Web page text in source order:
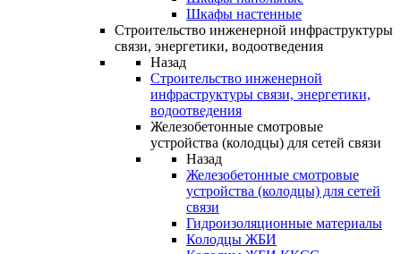
Шкафы настенные
Строительство инженерной инфраструктуры
связи, энергетики, водоотведения
Назад
Строительство инженерной
инфраструктуры связи, энергетики,
водоотведения
Железобетонные смотровые
устройства (колодцы) для сетей связи
Назад
Железобетонные смотровые
устройства (колодцы) для сетей
связи
Гидроизоляционные материалы
Колодцы ЖБИ